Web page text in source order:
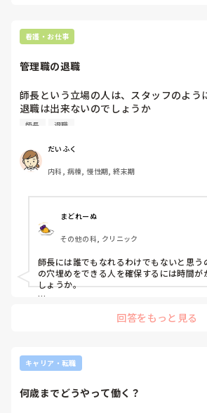
看護・お仕事
管理職の退職
師長という立場の人は、スタッフのよう
退職は出来ないのでしょうか
就業規則では、退職届提出、受理後2ヶ
退職出来るのは半年後と言われたそうです
師長 退職
だいふく
内科, 病棟, 慢性期, 終末期
まどれーぬ
その他の科, クリニック
師長には誰でもなれるわけでもないと思う
の穴埋めをできる人を確保するには時間が
しょうか。
そしてきっとその人自身が副師長だったり
たらそれなりの期間を要しそうです……(
やっぱりトップの人は何かと大変ですね💦
回答をもっと見る
キャリア・転職
何歳までどうやって働く？